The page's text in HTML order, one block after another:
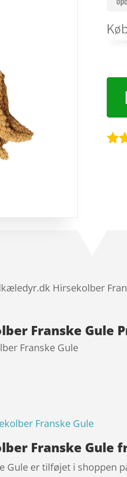
Hirsekolber
Franske Gule
Franske Gule
Franske Gule
Franske Gule
er tilføjet i shoppen